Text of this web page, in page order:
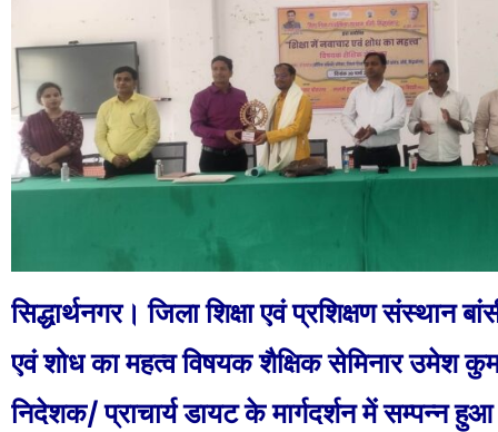
सिद्धार्थनगर। जिला शिक्षा एवं प्रशिक्षण संस्थान
एवं शोध का महत्व विषयक शैक्षिक सेमिनार उमेश
निदेशक/ प्राचार्य डायट के मार्गदर्शन में सम्पन्न